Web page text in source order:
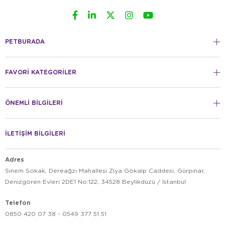
PETBURADA
FAVORİ KATEGORİLER
ÖNEMLİ BİLGİLERİ
İLETİŞİM BİLGİLERİ
Adres
Sinem Sokak, Dereağzı Mahallesi Ziya Gökalp Caddesi, Gürpınar,
Denizgören Evleri 2DE1 No:122, 34528 Beylikdüzü / İstanbul
Telefon
0850 420 07 38 - 0549 377 51 51